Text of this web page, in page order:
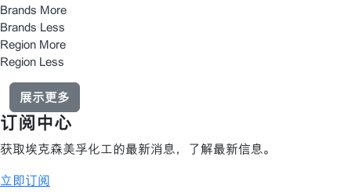
Brands More
Brands Less
Region More
Region Less
展示更多
订阅中心
获取埃克森美孚化工的最新消息，了解最新信息。
立即订阅